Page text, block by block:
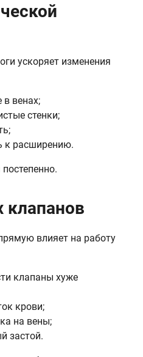
ускоряет изменения
венах;
стенки;
к расширению.
клапанов
влияет на работу
клапаны хуже
крови;
на вены;
застой.